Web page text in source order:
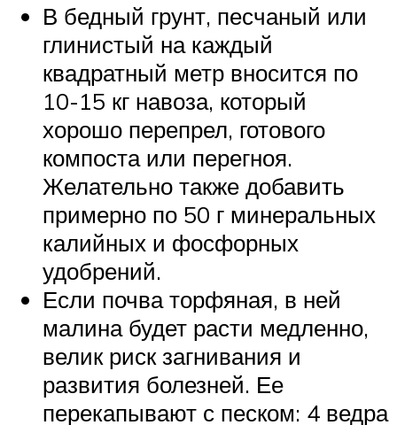
В бедный грунт, песчаный или
глинистый на каждый
квадратный метр вносится по
10-15 кг навоза, который
хорошо перепрел, готового
компоста или перегноя.
Желательно также добавить
примерно по 50 г минеральных
калийных и фосфорных
удобрений.
Если почва торфяная, в ней
малина будет расти медленно,
велик риск загнивания и
развития болезней. Ее
перекапывают с песком: 4 ведра